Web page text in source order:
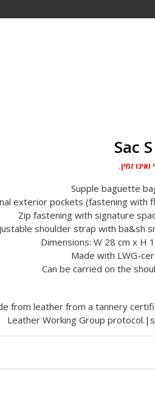
זמין.
from leather from a tannery
Leather Working Group